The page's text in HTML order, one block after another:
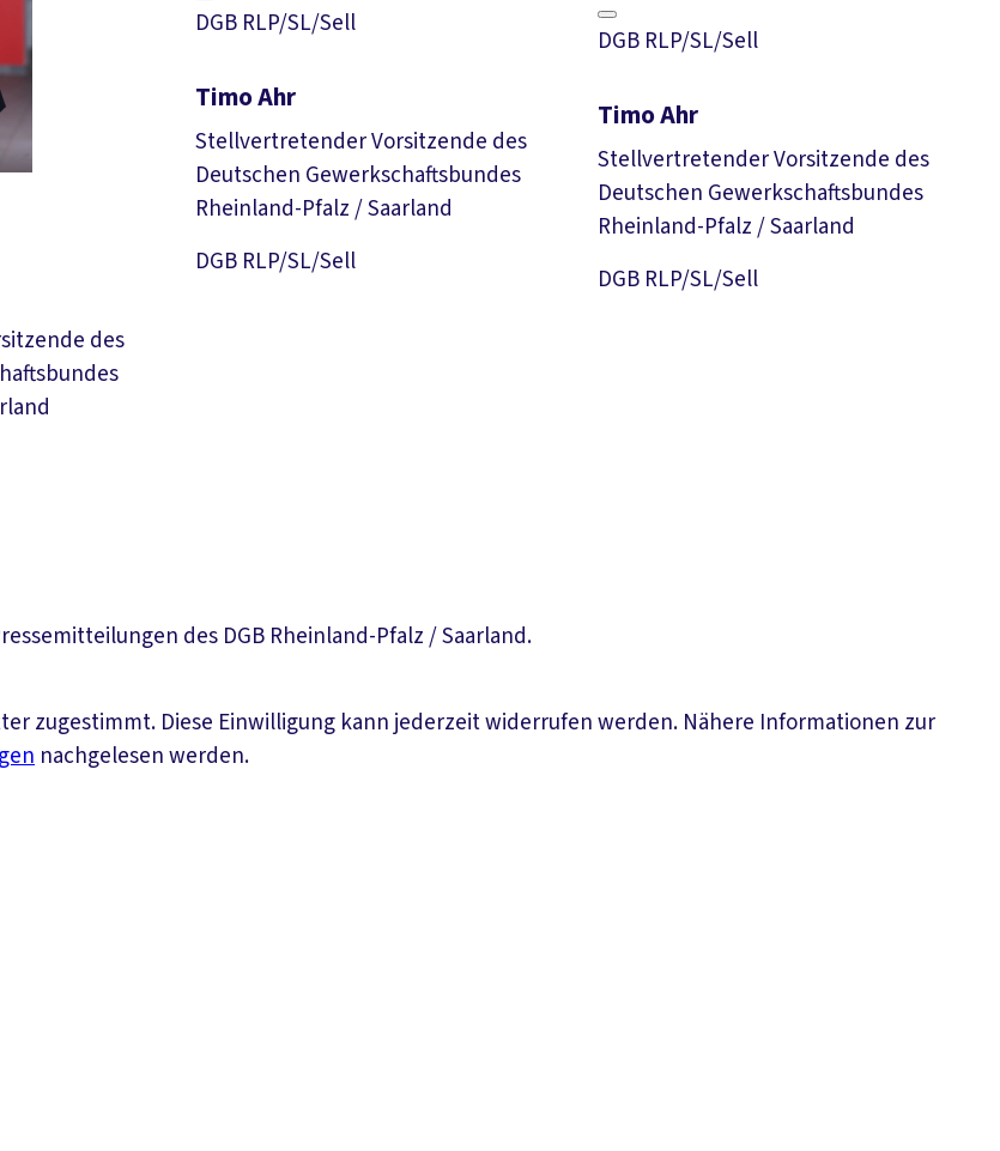
des
Foto
DGB RLP/SL/Sell
Timo Ahr
Stellvertretender Vorsitzende des
Deutschen Gewerkschaftsbundes
Rheinland-Pfalz / Saarland
DGB RLP/SL/SellDownload Foto
DGB RLP/SL/Sell
Timo Ahr
Stellvertretender Vorsitzende des
Deutschen Gewerkschaftsbundes
Rheinland-Pfalz / Saarland
DGB RLP/SL/SellDownload Foto
des DGB Rheinland-Pfalz / Saarland.
zugestimmt. Diese Einwilligung kann jederzeit widerrufen werden. Nähere Informationen zur
nachgelesen werden.